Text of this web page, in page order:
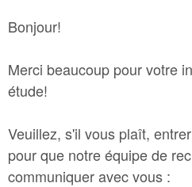
Bonjour!
Merci beaucoup pour votre
étude!
Veuillez, s'il vous plaît,
pour que notre équipe de
communiquer avec vous :